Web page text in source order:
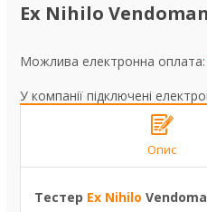
Ex Nihilo
У компанії підключені
Опис
Тестер Ex Nihilo